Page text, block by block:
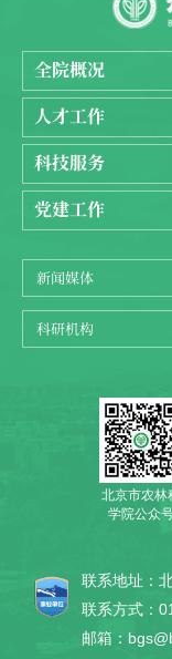
全院概况
人才工作
科技服务
党建工作
新闻媒体
科研机构
北京市农林
学院公众
联系地址：
联系方式：
邮箱：